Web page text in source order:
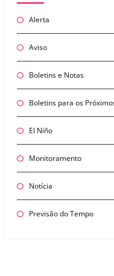
Alerta
Aviso
Boletins e Notas
Boletins para os
El Niño
Monitoramento
Notícia
Previsão do Tempo